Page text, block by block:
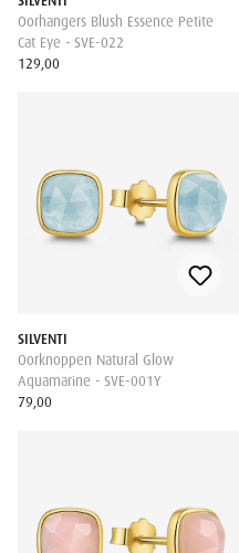
Oorhangers Blush Essence Petite
Cat Eye - SVE-022
129,00
SILVENTI
Oorknoppen Natural Glow
Aquamarine - SVE-001Y
79,00